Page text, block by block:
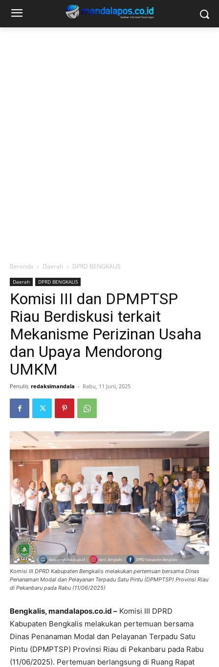
Beranda Daerah DPRD BENGKALIS
Daerah DPRD BENGKALIS
Komisi III dan DPMPTSP
Riau Berdiskusi terkait
Mekanisme Perizinan Usaha
dan Upaya Mendorong
UMKM
Penulis redaksimandala - Rabu, 11 Juni, 2025
Komisi III DPRD Kabupaten Bengkalis melakukan pertemuan bersama Dinas
Penanaman Modal dan Pelayanan Terpadu Satu Pintu (DPMPTSP) Provinsi Riau
di Pekanbaru pada Rabu (11/06/2025)
Bengkalis, mandalapos.co.id – Komisi III DPRD
Kabupaten Bengkalis melakukan pertemuan bersama
Dinas Penanaman Modal dan Pelayanan Terpadu Satu
Pintu (DPMPTSP) Provinsi Riau di Pekanbaru pada Rabu
(11/06/2025). Pertemuan berlangsung di Ruang Rapat